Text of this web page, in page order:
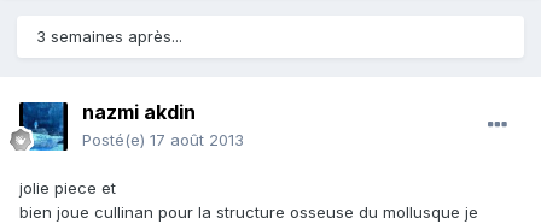
3 semaines après...
nazmi akdin
Posté(e) 17 août 2013
jolie piece et
bien joue cullinan pour la structure osseuse du mollusque je